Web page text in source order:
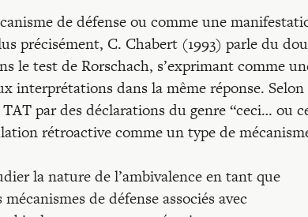
de défense ou comme une
précisément, C. Chabert (1993) parle du
le test de Rorschach, s’exprimant comme
interprétations dans la même réponse. Selon
par des déclarations du genre “ceci… ou
rétroactive comme un type de
la nature de l’ambivalence en tant que
de défense associés avec